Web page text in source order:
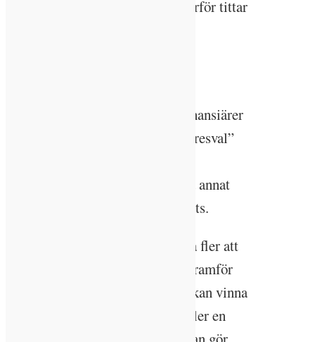
är hyresgästernas transporter. Därför tittar
De har också gått med som delfinansiärer
i samverkansprojektet ”Hållbara resval”
Linnéuniversitetet där man bland annat
använder sig av appen Betterpoints.
– Det är en app som ska motivera fler att
välja cykel, gång, buss eller tåg framför
fossilbränsledrivna fordon. Man kan vinna
till exempel en grön matkasse, eller en